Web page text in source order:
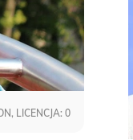
LICENCJA: 0